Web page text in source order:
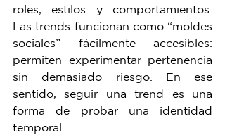
roles, estilos y comportamientos.
Las trends funcionan como “moldes
sociales” fácilmente accesibles:
permiten experimentar pertenencia
sin demasiado riesgo. En ese
sentido, seguir una trend es una
forma de probar una identidad
temporal.